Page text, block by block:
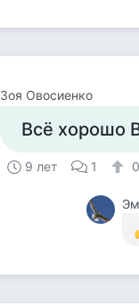
Зоя Овосиенко
Всё хорошо
9 лет 1 0